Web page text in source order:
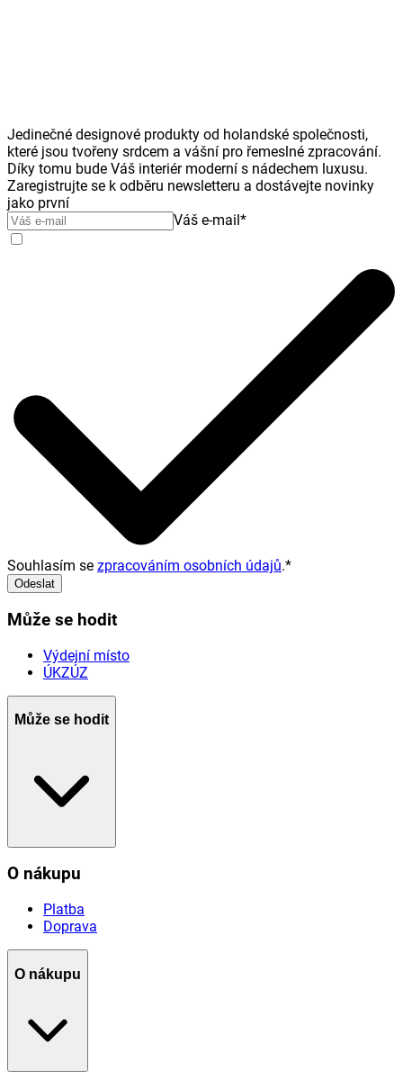
Jedinečné designové produkty od holandské společnosti,
které jsou tvořeny srdcem a vášní pro řemeslné zpracování.
Díky tomu bude Váš interiér moderní s nádechem luxusu.
Zaregistrujte se k odběru newsletteru a dostávejte novinky
jako první
Váš e-mail*
Souhlasím se zpracováním osobních údajů.*
Odeslat
Může se hodit
Výdejní místo
ÚKZÚZ
Může se hodit
O nákupu
Platba
Doprava
O nákupu